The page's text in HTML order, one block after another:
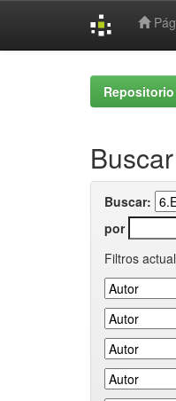
Buscar
Buscar:
por
Filtros